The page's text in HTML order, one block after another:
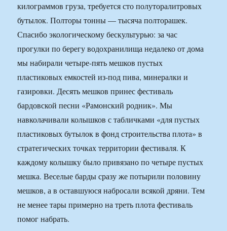
килограммов груза, требуется сто полуторалитровых
бутылок. Полторы тонны — тысяча полторашек.
Спасибо экологическому бескультурью: за час
прогулки по берегу водохранилища недалеко от дома
мы набирали четыре-пять мешков пустых
пластиковых емкостей из-под пива, минералки и
газировки. Десять мешков принес фестиваль
бардовской песни «Рамонский родник». Мы
навколачивали колышков с табличками «для пустых
пластиковых бутылок в фонд строительства плота» в
стратегических точках территории фестиваля. К
каждому колышку было привязано по четыре пустых
мешка. Веселые барды сразу же потырили половину
мешков, а в оставшуюся набросали всякой дряни. Тем
не менее тары примерно на треть плота фестиваль
помог набрать.